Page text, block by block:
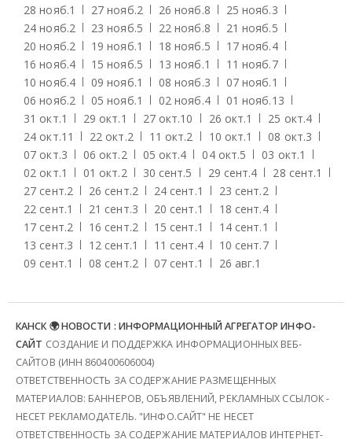
28 нояб.1 27 нояб.2 26 нояб.8 25 нояб.3
24 нояб.2 23 нояб.5 22 нояб.8 21 нояб.5
20 нояб.2 19 нояб.1 18 нояб.5 17 нояб.4
16 нояб.4 15 нояб.5 13 нояб.1 11 нояб.7
10 нояб.4 09 нояб.1 08 нояб.3 07 нояб.1
06 нояб.2 05 нояб.1 02 нояб.4 01 нояб.13
31 окт.1 29 окт.1 27 окт.10 26 окт.1 25 окт.4
24 окт.11 22 окт.2 11 окт.2 10 окт.1 08 окт.3
07 окт.3 06 окт.2 05 окт.4 04 окт.5 03 окт.1
02 окт.1 01 окт.2 30 сент.5 29 сент.4 28 сент.1
27 сент.2 26 сент.2 24 сент.1 23 сент.2
22 сент.1 21 сент.3 20 сент.1 18 сент.4
17 сент.2 16 сент.2 15 сент.1 14 сент.1
13 сент.3 12 сент.1 11 сент.4 10 сент.7
09 сент.1 08 сент.2 07 сент.1 26 авг.1
КАНСК 🌍 НОВОСТИ : ИНФОРМАЦИОННЫЙ АГРЕГАТОР ИНФО-
САЙТ СОЗДАНИЕ И ПОДДЕРЖКА ИНФОРМАЦИОННЫХ ВЕБ-
САЙТОВ (ИНН 860400606004)
ОТВЕТСТВЕННОСТЬ ЗА СОДЕРЖАНИЕ РАЗМЕЩЕННЫХ
МАТЕРИАЛОВ: БАННЕРОВ, ОБЪЯВЛЕНИЙ, РЕКЛАМНЫХ ССЫЛОК -
НЕСЕТ РЕКЛАМОДАТЕЛЬ. "ИНФО.САЙТ" НЕ НЕСЕТ
ОТВЕТСТВЕННОСТЬ ЗА СОДЕРЖАНИЕ МАТЕРИАЛОВ ИНТЕРНЕТ-